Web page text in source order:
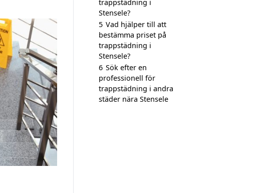
trappstädning i
Stensele?
5 Vad hjälper till att
bestämma priset på
trappstädning i
Stensele?
6 Sök efter en
professionell för
trappstädning i andra
städer nära Stensele